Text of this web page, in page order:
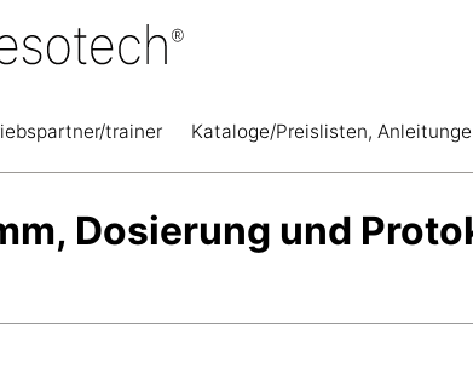
trainer Kataloge/Preislisten,
Dosierung und